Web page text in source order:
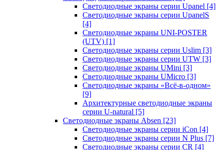
Светодиодные экраны серии Upanel [4]
Светодиодные экраны серии UpanelS
[4]
Светодиодные экраны UNI-POSTER
(UTV) [1]
Светодиодные экраны серии Uslim [3]
Светодиодные экраны серии UTW [3]
Светодиодные экраны UMini [3]
Светодиодные экраны UMicro [3]
Светодиодные экраны «Всё-в-одном»
[9]
Архитектурные светодиодные экраны
серии U-natural [5]
Светодиодные экраны Absen [23]
Светодиодные экраны серии iCon [4]
Светодиодные экраны серии N Plus [7]
Светодиодные экраны серии CR [4]